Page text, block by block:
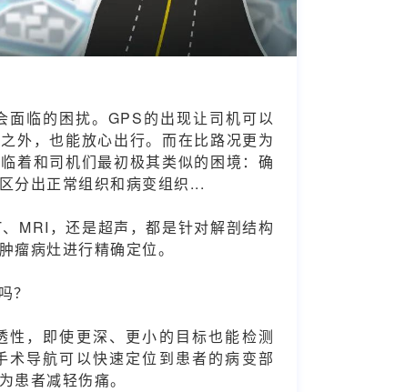
临的困扰。GPS的出现让司机可以
外，也能放心出行。而在比路况更为
着和司机们最初极其类似的困境：确
分出正常组织和病变组织...
MRI，还是超声，都是针对解剖结构
瘤病灶进行精确定位。
？
，即使更深、更小的目标也能检测
导航可以快速定位到患者的病变部
患者减轻伤痛。